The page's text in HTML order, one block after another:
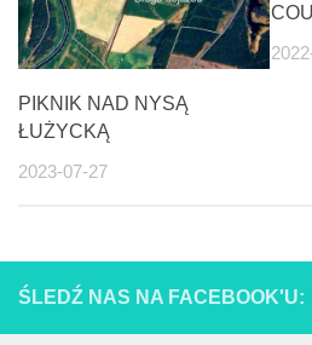
PIKNIK NAD NYSĄ
ŁUŻYCKĄ
2023-07-27
ŚLEDŹ NAS NA FACEBOOK'U: